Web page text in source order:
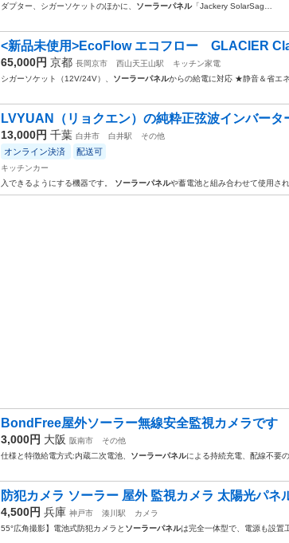
ダプター、シガーソケットのほかに、 ソーラーパネル「Jackery SolarSag…
<新品未使用>EcoFlow エコフロー GLACIER
65,000円 京都 長岡京市 西山天王山駅
キッチン家電
シガーソケット（12V/24V）、 ソーラーパネルからの給電に対応 ★静音＆省エ
LVYUAN（リョクエン）の純粋正弦波インバータ
13,000円 千葉 白井市 白井駅 その他
オンライン決済 配送可
キッチンカー
入できるようにする機器です。 ソーラーパネルや蓄電池と組み合わせて使用さ
BondFree屋外ソーラー無線安全監視カメラです
3,000円 大阪 阪南市
その他
仕様と特徴給電方式:内蔵二次電池、 ソーラーパネルによる持続充電、配線不要
防犯カメラ ソーラー 屋外 監視カメラ 太陽光パネ
4,500円 兵庫 神戸市 湊川駅
カメラ
55°広角撮影】電池式防犯カメラと ソーラーパネルは完全一体型で、電源も設置